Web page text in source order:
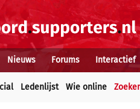
Nieuws Forums Interactief
Ledenlijst Wie online